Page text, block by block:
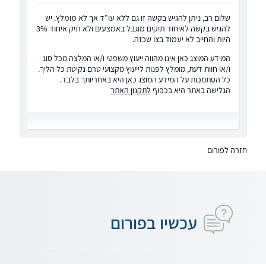
שלום רב, ניתן להגיש בקשה זו גם ללא עו"ד אך לא מומלץ. יש
להגיש בקשה לאיחוד תיקים מוגבל באמצעים ולא תיק איחוד 3%
היות והחייב לא יעמוד בצו שכזה.
המידע המוצג כאן אינו מהווה ייעוץ משפטי ו/או המלצה מכל סוג
ו/או חוות דעת, מומלץ לפנות לייעוץ מקצועי טרם נקיטת כל הליך.
כל הסתמכות על המידע המוצג כאן היא באחריותך בלבד.
הגלישה באתר היא בכפוף לתקנון האתר
חזרה לפורום
עכשיו בפורום